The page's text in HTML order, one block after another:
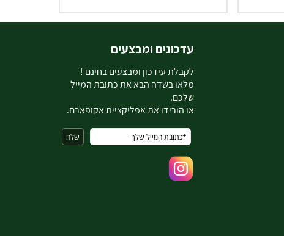
עדכונים ומבצעים
לקבלת עידכון ומבצעים בחינם !
מלאו בשדה הבא את כתובת המייל
שלכם.
או הורידו את אפליקציית אקופארם.